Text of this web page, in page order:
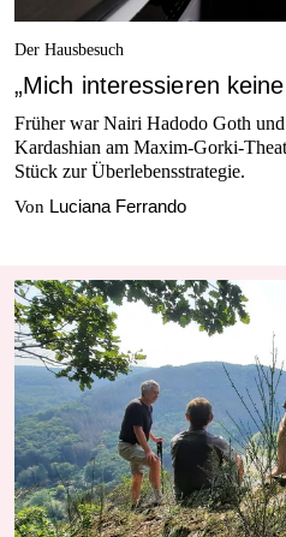
Der Hausbesuch
„Mich interessieren
Früher war Nairi Hadodo Goth
Kardashian am Maxim-Gorki-
Stück zur Überlebensstrategie.
Von Luciana Ferrando